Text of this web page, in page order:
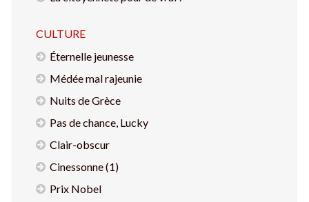
CULTURE
Éternelle jeunesse
Médée mal rajeunie
Nuits de Grèce
Pas de chance, Lucky
Clair-obscur
Cinessonne (1)
Prix Nobel